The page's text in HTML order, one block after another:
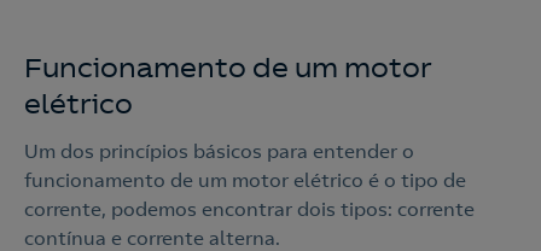
Contacte-nos
Contacte-nos para novas contratações
o
Acepto la política de protección de datos.
Nós ligamos!
Funcionamento de um motor
elétrico
Um dos princípios básicos para entender o
funcionamento de um motor elétrico é o tipo de
corrente, podemos encontrar dois tipos: corrente
contínua e corrente alterna.